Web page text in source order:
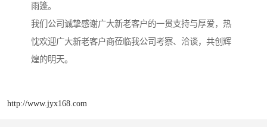
雨篷。
我们公司诚挚感谢广大新老客户的一贯支持与厚爱，热
忱欢迎广大新老客户商莅临我公司考察、洽谈，共创辉
煌的明天。
http://www.jyx168.com